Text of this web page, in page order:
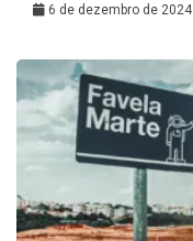
6 de dezembro de 2024